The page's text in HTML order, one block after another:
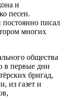
и
песен.
писал
многих
общества
в первые дни
бригад,
из газет и